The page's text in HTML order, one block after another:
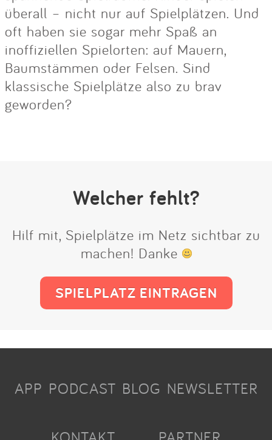
überall – nicht nur auf Spielplätzen. Und
oft haben sie sogar mehr Spaß an
inoffiziellen Spielorten: auf Mauern,
Baumstämmen oder Felsen. Sind
klassische Spielplätze also zu brav
geworden?
Welcher fehlt?
Hilf mit, Spielplätze im Netz sichtbar zu
machen! Danke
SPIELPLATZ EINTRAGEN
APP PODCAST BLOG NEWSLETTER